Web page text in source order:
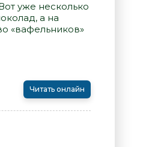
уже несколько
а на
«вафельников»
Читать онлайн